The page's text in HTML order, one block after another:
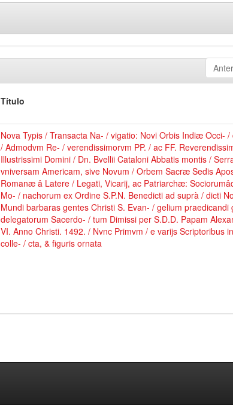
Título
Nova Typis / Transacta Na- / vigatio: Novi Orbis Indiæ Occi- /
/ Admodvm Re- / verendissimorvm PP. / ac FF.
Illustrissimi Domini / Dn. Bvellii Cataloni Abbatis montis /
vniversam Americam, sive Novum / Orbem Sacræ Sedis
Romanæ â Latere / Legati, Vicarij, ac Patriarchæ:
Mo- / nachorum ex Ordine S.P.N. Benedicti ad suprà / dicti
Mundi barbaras gentes Christi S. Evan- / gelium praedicandi
delegatorum Sacerdo- / tum Dimissi per S.D.D. Papam
VI. Anno Christi. 1492. / Nvnc Primvm / e varijs Scriptoribus
colle- / cta, & figuris ornata